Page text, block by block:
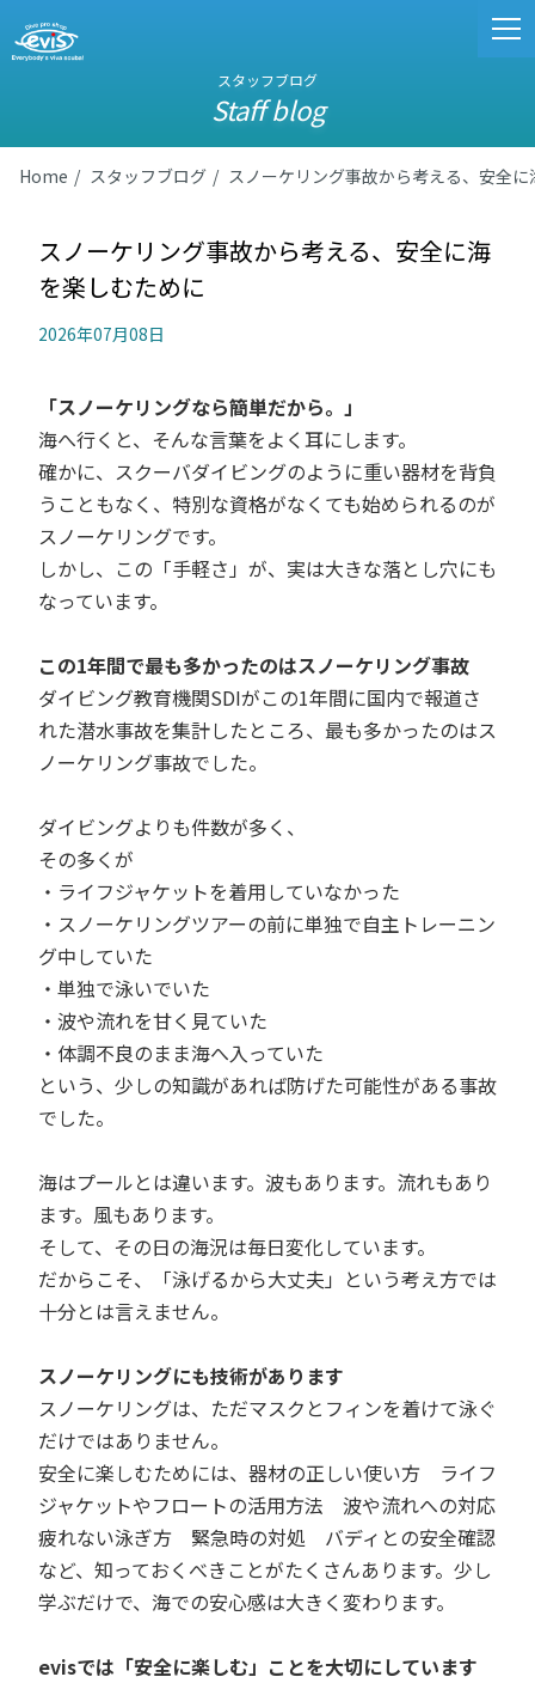
スタッフブログ
Staff blog
Home スタッフブログ スノーケリング事故から考える、安全
スノーケリング事故から考える、安全に海
を楽しむために
2026年07月08日
「スノーケリングなら簡単だから。」
海へ行くと、そんな言葉をよく耳にします。
確かに、スクーバダイビングのように重い器材を背負
うこともなく、特別な資格がなくても始められるのが
スノーケリングです。
しかし、この「手軽さ」が、実は大きな落とし穴にも
なっています。
この1年間で最も多かったのはスノーケリング事故
ダイビング教育機関SDIがこの1年間に国内で報道さ
れた潜水事故を集計したところ、最も多かったのはス
ノーケリング事故でした。
ダイビングよりも件数が多く、
その多くが
・ライフジャケットを着用していなかった
・スノーケリングツアーの前に単独で自主トレーニン
グ中していた
・単独で泳いでいた
・波や流れを甘く見ていた
・体調不良のまま海へ入っていた
という、少しの知識があれば防げた可能性がある事故
でした。
海はプールとは違います。波もあります。流れもあり
ます。風もあります。
そして、その日の海況は毎日変化しています。
だからこそ、「泳げるから大丈夫」という考え方では
十分とは言えません。
スノーケリングにも技術があります
スノーケリングは、ただマスクとフィンを着けて泳ぐ
だけではありません。
安全に楽しむためには、器材の正しい使い方 ライフ
ジャケットやフロートの活用方法 波や流れへの対応
疲れない泳ぎ方 緊急時の対処 バディとの安全確認
など、知っておくべきことがたくさんあります。少し
学ぶだけで、海での安心感は大きく変わります。
evisでは「安全に楽しむ」ことを大切にしています